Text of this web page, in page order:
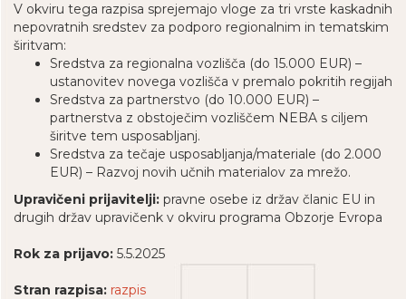
V okviru tega razpisa sprejemajo vloge za tri vrste kaskadnih
nepovratnih sredstev za podporo regionalnim in tematskim
širitvam:
Sredstva za regionalna vozlišča (do 15.000 EUR) –
ustanovitev novega vozlišča v premalo pokritih regijah
Sredstva za partnerstvo (do 10.000 EUR) –
partnerstva z obstoječim vozliščem NEBA s ciljem
širitve tem usposabljanj.
Sredstva za tečaje usposabljanja/materiale (do 2.000
EUR) – Razvoj novih učnih materialov za mrežo.
Upravičeni prijavitelji: pravne osebe iz držav članic EU in
drugih držav upravičenk v okviru programa Obzorje Evropa
Rok za prijavo: 5.5.2025
Stran razpisa: razpis